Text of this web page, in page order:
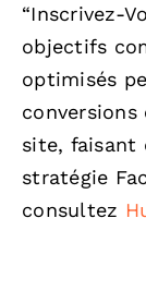
“Inscrivez-
objectifs
optimisés
site, faisant
stratégie
consultez